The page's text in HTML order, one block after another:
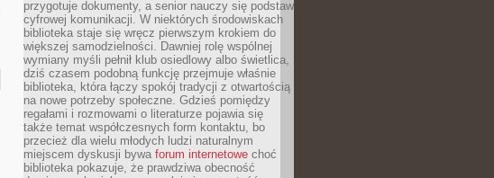
przygotuje dokumenty, a senior nauczy się podstaw
cyfrowej komunikacji. W niektórych środowiskach
biblioteka staje się wręcz pierwszym krokiem do
większej samodzielności. Dawniej rolę wspólnej
wymiany myśli pełnił klub osiedlowy albo świetlica,
dziś czasem podobną funkcję przejmuje właśnie
biblioteka, która łączy spokój tradycji z otwartością
na nowe potrzeby społeczne. Gdzieś pomiędzy
regałami i rozmowami o literaturze pojawia się
także temat współczesnych form kontaktu, bo
przecież dla wielu młodych ludzi naturalnym
miejscem dyskusji bywa forum internetowe choć
biblioteka pokazuje, że prawdziwa obecność